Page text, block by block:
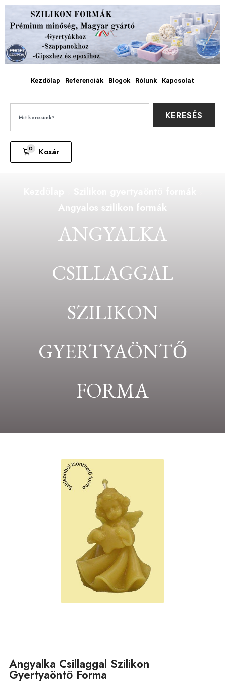
Kezdőlap Referenciák Blogok Rólunk Kapcsolat
KERESÉS
0 Kosár
Angyalos szilikon formák
ANGYALKA
CSILLAGGAL
SZILIKON
GYERTYAÖNTŐ
FORMA
Angyalka Csillaggal Szilikon
Gyertyaöntő Forma